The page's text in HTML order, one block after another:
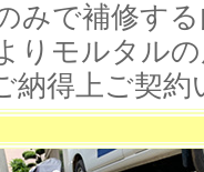
みで補修す
りモルタル
納得上ご契